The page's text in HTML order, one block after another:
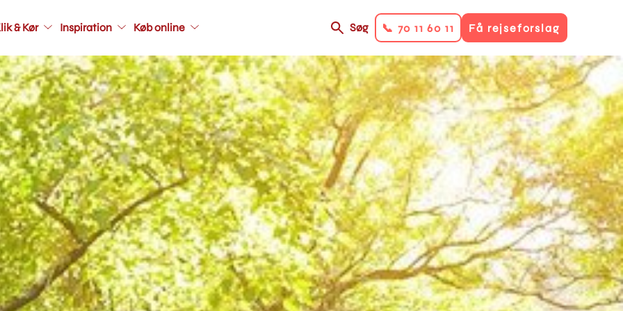
& Kør Inspiration Køb online
secondary
Søg 📞 70 11 60 11 Få rejseforslag